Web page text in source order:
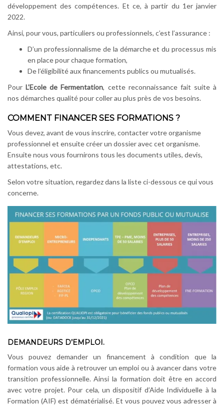
développement des compétences. Et ce, à partir du 1er janvier
2022.
Ainsi, pour vous, particuliers ou professionnels, c’est l’assurance :
D’un professionnalisme de la démarche et du processus mis
en place pour chaque formation,
De l’éligibilité aux financements publics ou mutualisés.
PourL’Ecole de Fermentation, cette reconnaissance fait suite à
nos démarches qualité pour coller au plus près de vos besoins.
COMMENT FINANCER SES FORMATIONS ?
Vous devez, avant de vous inscrire, contacter votre organisme
professionnel et ensuite créer un dossier avec cet organisme.
Ensuite nous vous fournirons tous les documents utiles, devis,
attestations, etc.
Selon votre situation, regardez dans la liste ci-dessous ce qui vous
concerne.
DEMANDEURS D’EMPLOI.
Vous pouvez demander un financement à condition que la
formation vous aide à retrouver un emploi ou à avancer dans votre
transition professionnelle. Ainsi la formation doit être en accord
avec votre projet. Pour cela, un dispositif d’Aide Individuelle à la
Formation (AIF) est dématérialisé. Et vous pouvez vous adresser à